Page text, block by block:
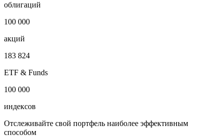
Откройте глобальную базу данных
1 000 000
облигаций
100 000
акций
183 824
ETF & Funds
100 000